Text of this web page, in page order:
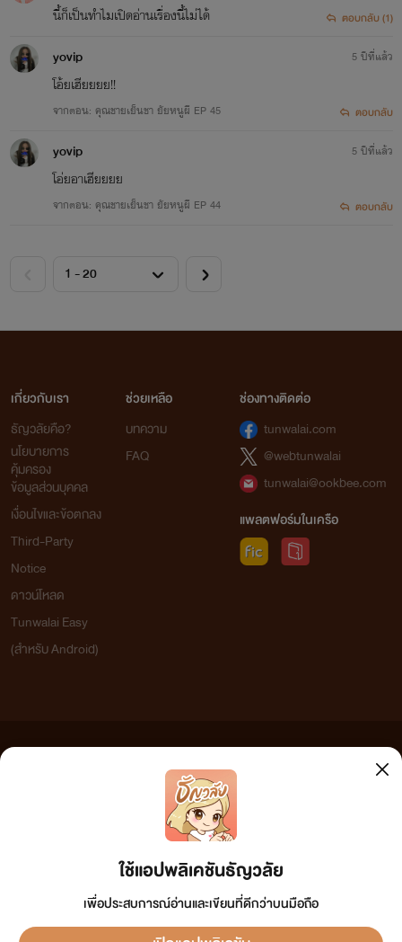
นี้ก็เป็นทำไมเปิดอ่านเรื่องนี้ไม่ได้
ตอบกลับ (1)
yovip
โอ้ยเฮียยยย!!
จากตอน: คุณชายเย็นชา ยัยหนูผี EP 45
5 ปีที่แล้ว
ตอบกลับ
yovip
โอ่ยอาเฮียยยย
จากตอน: คุณชายเย็นชา ยัยหนูผี EP 44
5 ปีที่แล้ว
ตอบกลับ
ใช้แอปพลิเคชันธัญวลัย
เพื่อประสบการณ์อ่านและเขียนที่ดีกว่าบนมือถือ
เกี่ยวกับเรา
ธัญวลัยคือ?
นโยบายการ
คุ้มครอง
ข้อมูลส่วนบุคคล
เงื่อนไขและข้อตกลง
Third-Party
Notice
ดาวน์โหลด
Tunwalai Easy
(สำหรับ Android)
ช่วยเหลือ
บทความ
FAQ
ช่องทางติดต่อ
tunwalai.com
@webtunwalai
tunwalai@ookbee.com
แพลตฟอร์มในเครือ
เว็บไซต์แห่งนี้ไม่ได้เห็นด้วยและไม่ขอรับผิดชอบต่อข้อความใดๆ ทั้งสิ้น ดังนั้นผู้อ่านทุกท่านโปรดใช้
วิจารณญาณในการกลั่นกรองด้วยตนเอง และหากท่านพบข้อความใดๆ ที่ขัดต่อกฎหมายและศีลธรรม
กรุณาแจ้งมาที่ tunwalai@ookbee.com เพื่อทีมงานจะได้ดำเนินการในทันที ทั้งนี้ ทางเว็บไซต์ขอสงวน
ลิขสิทธิ์ตามพระราชบัญญัติลิขสิทธิ์ (ฉบับเพิ่มเติม) พ.ศ.2558